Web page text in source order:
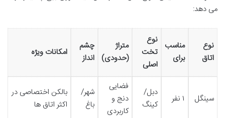
می دهد:
نوع
اتاق
مناسب
برای
نوع
تخت
اصلی
متراژ
(حدودی)
چشم
انداز
امکانات ویژه
سینگل ۱ نفر
دبل/
کینگ
فضایی
دنج و
کاربردی
شهر/
باغ
بالکن اختصاصی در
اکثر اتاق ها